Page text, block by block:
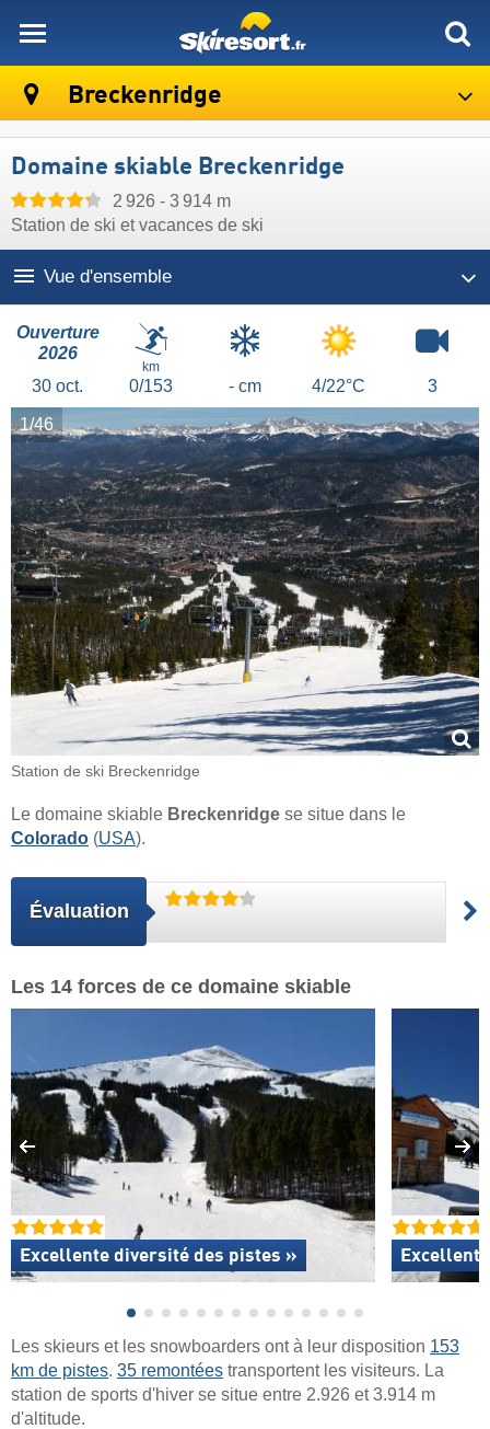
Breckenridge
Domaine skiable Breckenridge
2 926 - 3 914 m
Station de ski et vacances de ski
Vue d'ensemble
Ouverture
2026
30 oct.
km
0/153 - cm 4/22°C 3
1/46
Station de ski Breckenridge
Le domaine skiable Breckenridge se situe dans le
Colorado (USA).
Évaluation
Les 14 forces de ce domaine skiable
Excellente diversité des pistes » Excellent
Les skieurs et les snowboarders ont à leur disposition 153
km de pistes. 35 remontées transportent les visiteurs. La
station de sports d'hiver se situe entre 2.926 et 3.914 m
d'altitude.